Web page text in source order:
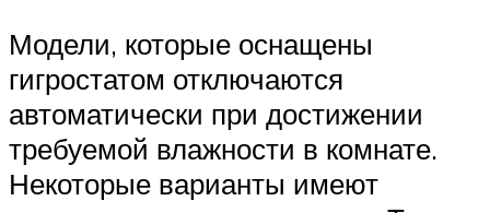
Модели, которые оснащены
гигростатом отключаются
автоматически при достижении
требуемой влажности в комнате.
Некоторые варианты имеют